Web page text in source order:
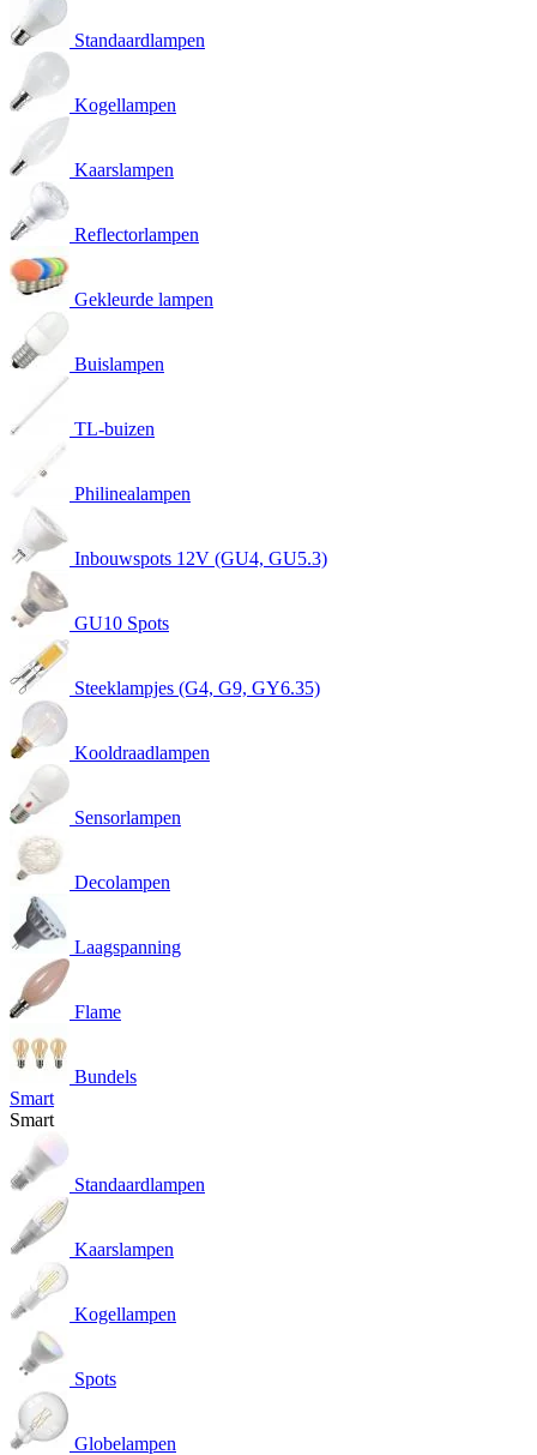
Standaardlampen
Kogellampen
Kaarslampen
Reflectorlampen
Gekleurde lampen
Buislampen
TL-buizen
Philinealampen
Inbouwspots 12V (GU4, GU5.3)
GU10 Spots
Steeklampjes (G4, G9, GY6.35)
Kooldraadlampen
Sensorlampen
Decolampen
Laagspanning
Flame
Bundels
Smart
Smart
Standaardlampen
Kaarslampen
Kogellampen
Spots
Globelampen